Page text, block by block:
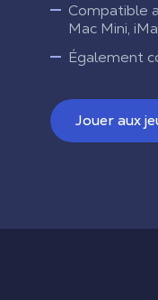
Compatible
Mac Mini,
Également
Jouer aux